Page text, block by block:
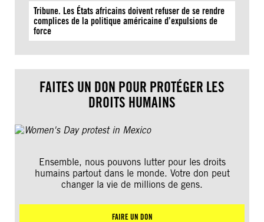
Tribune. Les États africains doivent refuser de se rendre
complices de la politique américaine d’expulsions de
force
FAITES UN DON POUR PROTÉGER LES
DROITS HUMAINS
Ensemble, nous pouvons lutter pour les droits
humains partout dans le monde. Votre don peut
changer la vie de millions de gens.
FAIRE UN DON